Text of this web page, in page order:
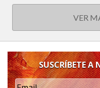
VER
SUSCRÍBETE A